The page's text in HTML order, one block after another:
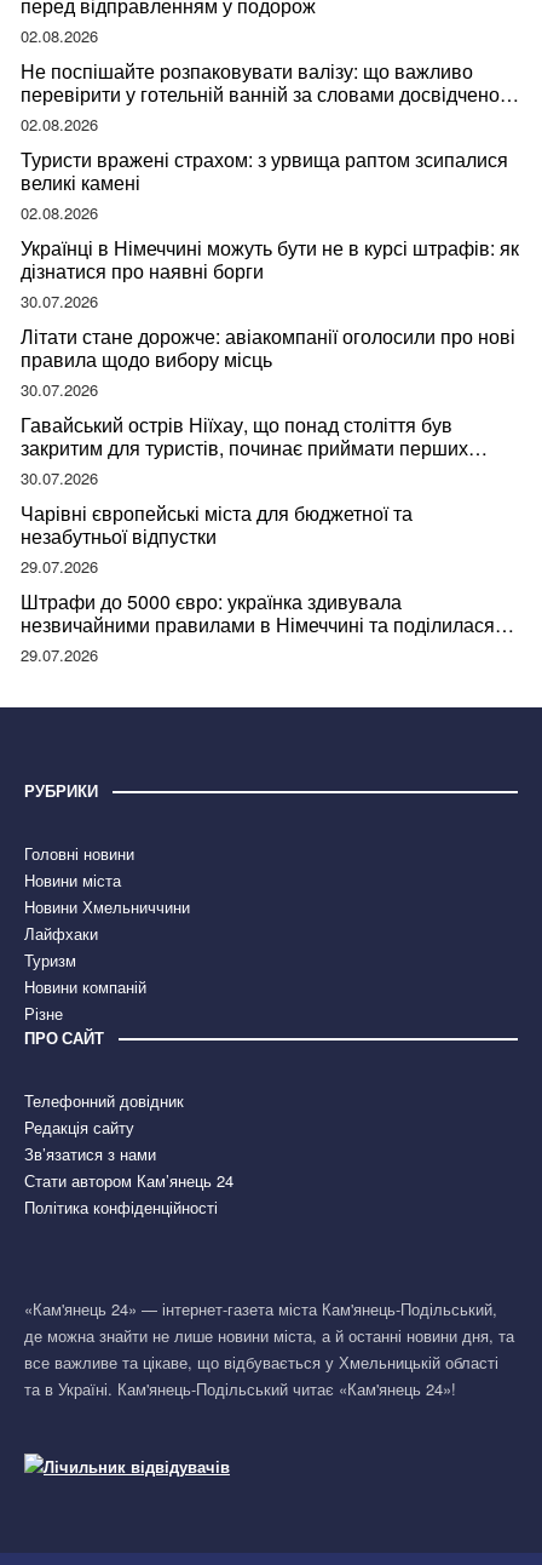
перед відправленням у подорож
02.08.2026
Не поспішайте розпаковувати валізу: що важливо
перевірити у готельній ванній за словами досвідченої
мандрівниці
02.08.2026
Туристи вражені страхом: з урвища раптом зсипалися
великі камені
02.08.2026
Українці в Німеччині можуть бути не в курсі штрафів: як
дізнатися про наявні борги
30.07.2026
Літати стане дорожче: авіакомпанії оголосили про нові
правила щодо вибору місць
30.07.2026
Гавайський острів Ніїхау, що понад століття був
закритим для туристів, починає приймати перших
відвідувачів
30.07.2026
Чарівні європейські міста для бюджетної та
незабутньої відпустки
29.07.2026
Штрафи до 5000 євро: українка здивувала
незвичайними правилами в Німеччині та поділилася
правдою
29.07.2026
РУБРИКИ
Головні новини
Новини міста
Новини Хмельниччини
Лайфхаки
Туризм
Новини компаній
Різне
ПРО САЙТ
Телефонний довідник
Редакція сайту
Зв’язатися з нами
Стати автором Кам’янець 24
Політика конфіденційності
«Кам'янець 24» — інтернет-газета міста Кам'янець-Подільський,
де можна знайти не лише новини міста, а й останні новини дня, та
все важливе та цікаве, що відбувається у Хмельницькій області
та в Україні. Кам'янець-Подільський читає «Кам'янець 24»!